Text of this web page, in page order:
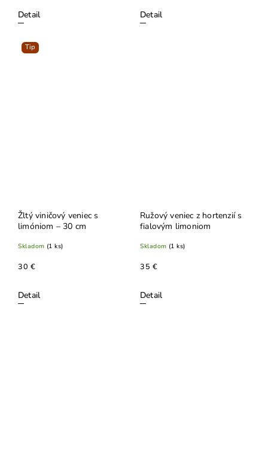
Detail Detail
Tip
Žltý viničový veniec s
limóniom – 30 cm
Skladom (1 ks)
30 €
Detail
Ružový veniec z hortenzií s
fialovým limoniom
Skladom (1 ks)
35 €
Detail